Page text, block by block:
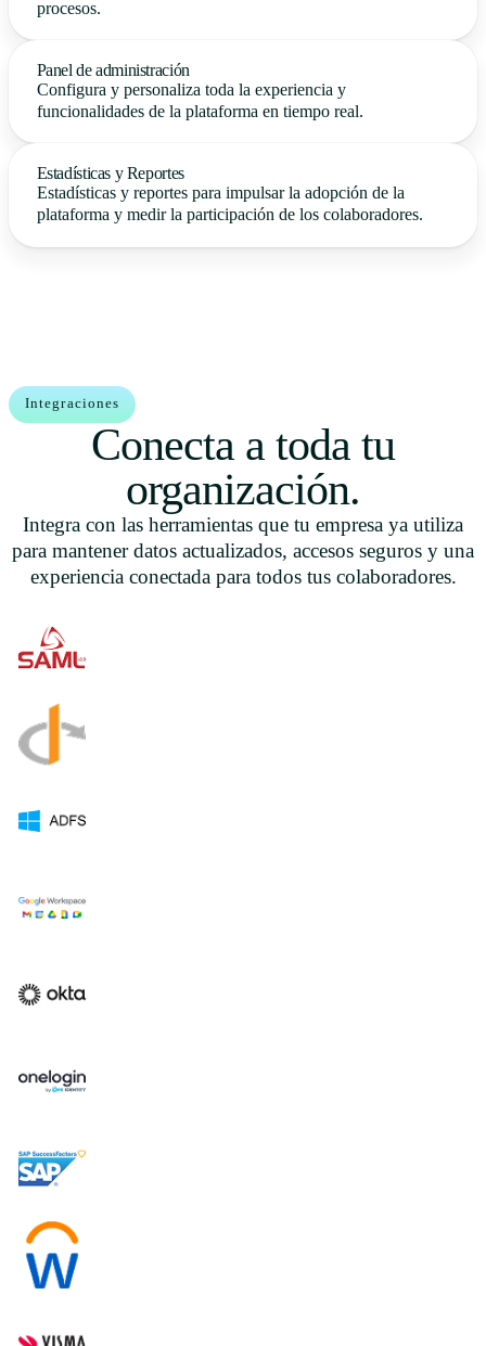
procesos.
Panel de administración
Configura y personaliza toda la experiencia y
funcionalidades de la plataforma en tiempo real.
Estadísticas y Reportes
Estadísticas y reportes para impulsar la adopción de la
plataforma y medir la participación de los colaboradores.
Integraciones
Conecta a toda tu
organización.
Integra con las herramientas que tu empresa ya utiliza
para mantener datos actualizados, accesos seguros y una
experiencia conectada para todos tus colaboradores.